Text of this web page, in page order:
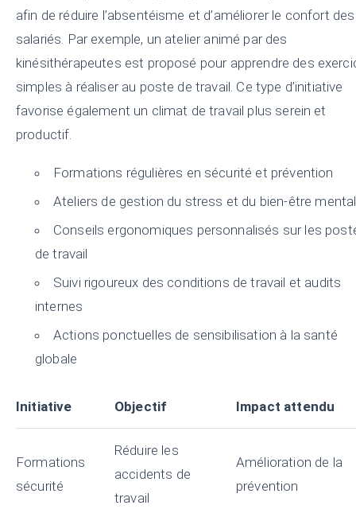
afin de réduire l’absentéisme et d’améliorer le confort des
salariés. Par exemple, un atelier animé par des
kinésithérapeutes est proposé pour apprendre des
simples à réaliser au poste de travail. Ce type d’initiative
favorise également un climat de travail plus serein et
productif.
Formations régulières en sécurité et prévention
Ateliers de gestion du stress et du bien-être mental
Conseils ergonomiques personnalisés sur les
de travail
Suivi rigoureux des conditions de travail et audits
internes
Actions ponctuelles de sensibilisation à la santé
globale
Initiative Objectif Impact attendu
Formations
sécurité
Réduire les
accidents de
travail
Amélioration de la
prévention